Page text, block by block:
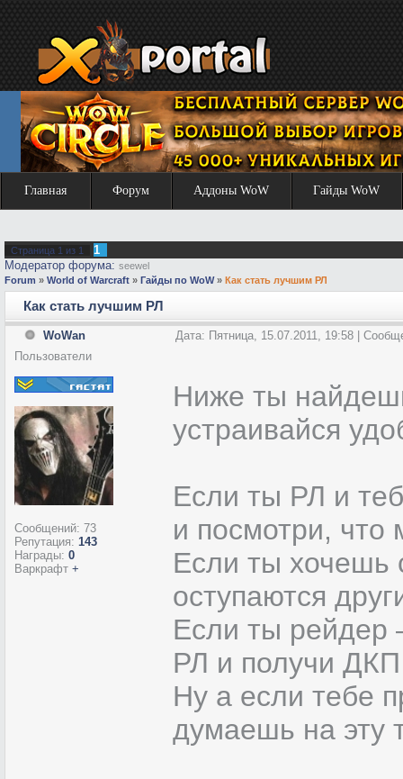
Главная Форум Аддоны WoW Гайды WoW
Страница 1 из 1
1
Модератор форума: seewel
Forum » World of Warcraft » Гайды по WoW » Как стать лучшим РЛ
Как стать лучшим РЛ
WoWan
Дата: Пятница, 15.07.2011, 19:58 |
Пользователи
Сообщений: 73
Репутация: 143
Награды: 0
Варкрафт +
Ниже ты
устраивайся
Если ты РЛ и
и посмотри,
Если ты хочешь
оступаются
Если ты рейдер
РЛ и получи
Ну а если тебе
думаешь на эту